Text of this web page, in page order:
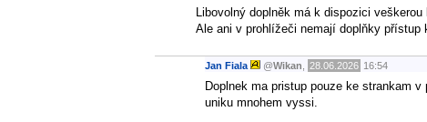
Libovolný doplněk má k dispozici
Ale ani v prohlížeči nemají doplňky přístup
Jan Fiala @Wikan 28.06.2026 16:54
Doplnek ma pristup pouze ke strankam
uniku mnohem vyssi.